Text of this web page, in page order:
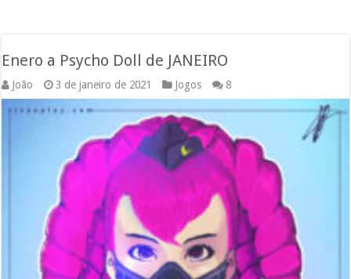
Enero a Psycho Doll de JANEIRO
João 3 de janeiro de 2021 Jogos 8